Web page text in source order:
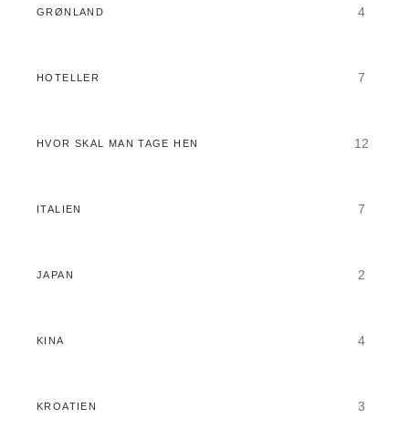
GRØNLAND 4
HOTELLER 7
HVOR SKAL MAN TAGE HEN 12
ITALIEN 7
JAPAN 2
KINA 4
KROATIEN 3